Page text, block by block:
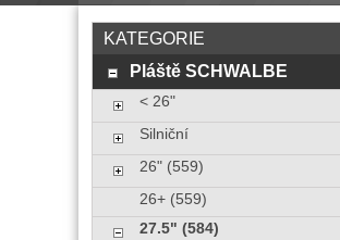
KATEGORIE
Pláště SCHWALBE
< 26"
Silniční
26" (559)
26+ (559)
27.5" (584)